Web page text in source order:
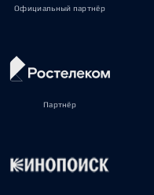
Официальный партнёр
Партнёр